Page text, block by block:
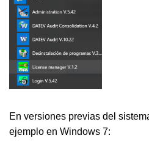
En versiones previas del
ejemplo en Windows 7: